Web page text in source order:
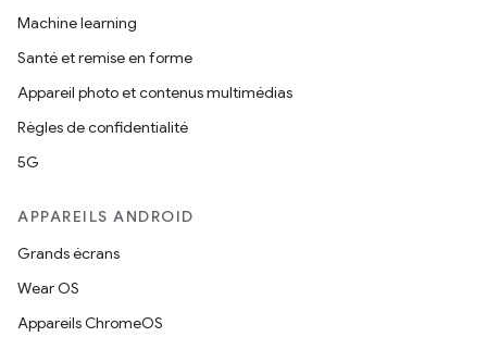
Machine learning
Santé et remise en forme
Appareil photo et contenus multimédias
Règles de confidentialité
5G
APPAREILS ANDROID
Grands écrans
Wear OS
Appareils ChromeOS